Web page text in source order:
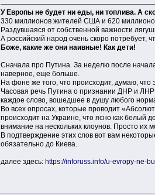
У Европы не будет ни еды, ни топлива. А
330 миллионов жителей США и 620
Раздувшаяся от собственной важности
А российский народ очень скоро потребует,
Боже, какие же они наивные! Как дети!
Сначала про Путина. За неделю после
наверное, еще больше.
На фоне же того, что происходит, думаю,
Часовая речь Путина о признании ДНР и
каждое слово, вошедшее в душу любого
Во всех опросах, которые проводит
происходит на Украине, что ясно как белый
внимание на нескольких клоунов. Просто их
В подтверждение этих слов вот вам
обязательно до Киева.
далее здесь: https://inforuss.info/u-evropy-ne-